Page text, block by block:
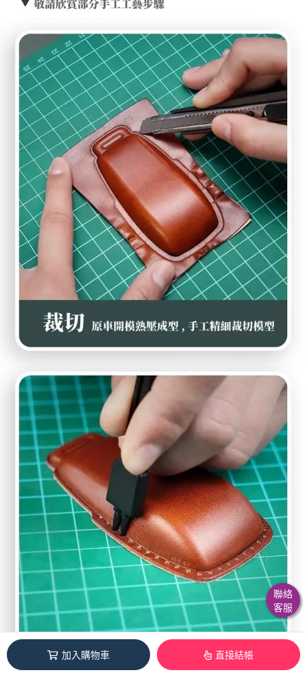
加入購物車 直接結帳
聯絡
客服